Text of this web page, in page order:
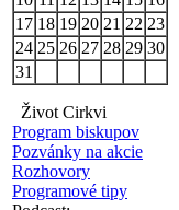
17 18 19 20 21 22 23
24 25 26 27 28 29 30
31
Život Cirkvi
Program biskupov
Pozvánky na akcie
Rozhovory
Programové tipy